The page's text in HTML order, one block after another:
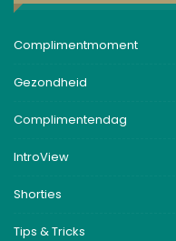
Complimentmoment
Gezondheid
Complimentendag
IntroView
Shorties
Tips & Tricks